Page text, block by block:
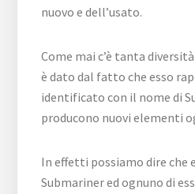
nuovo e dell’usato.
Come mai c’è tanta
è dato dal fatto che esso
identificato con il nome di
producono nuovi elementi
In effetti possiamo dire che
Submariner ed ognuno di